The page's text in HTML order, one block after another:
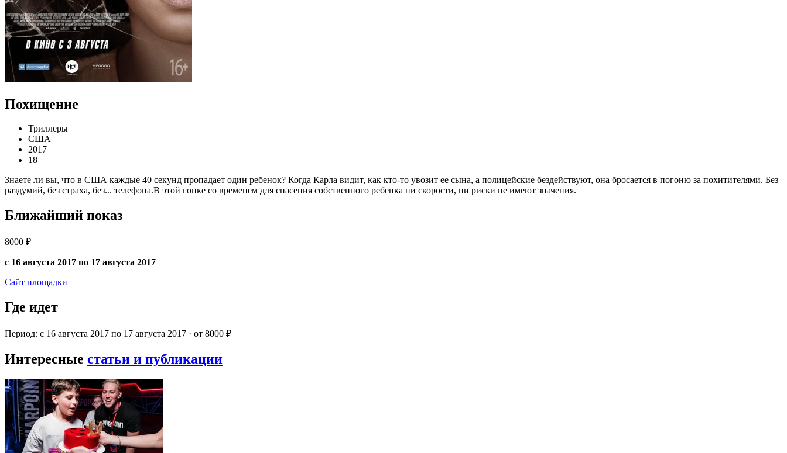
Похищение
Триллеры
США
2017
18+
Знаете ли вы, что в США каждые 40 секунд пропадает один ребенок? ​Когда Карла видит, как кто-то увозит ее сына, а полицейские бездействуют, она бросается в погоню за похитителями. Без
раздумий, без страха, без... телефона.В этой гонке со временем для спасения собственного ребенка ни скорости, ни риски не имеют значения.
Ближайший показ
8000 ₽
с 16 августа 2017 по 17 августа 2017
Сайт площадки
Где идет
Период: с 16 августа 2017 по 17 августа 2017 · от 8000 ₽
Интересные статьи и публикации